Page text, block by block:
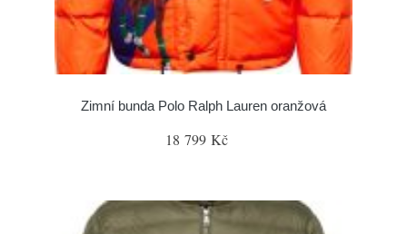
Zimní bunda Polo Ralph Lauren oranžová
18 799 Kč